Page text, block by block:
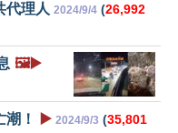
代理人 2024/9/4 (26,992
🖼️▶️
！ ▶️ 2024/9/3 (35,801